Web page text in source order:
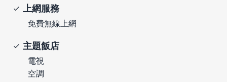
上網服務
免費無線上網
主題飯店
電視
空調